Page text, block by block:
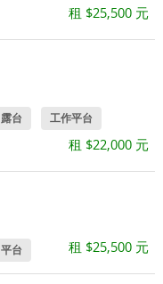
租 $25,500 元
露台 工作平台
租 $22,000 元
平台 租 $25,500 元